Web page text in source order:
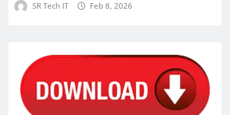
SR Tech IT Feb 8, 2026